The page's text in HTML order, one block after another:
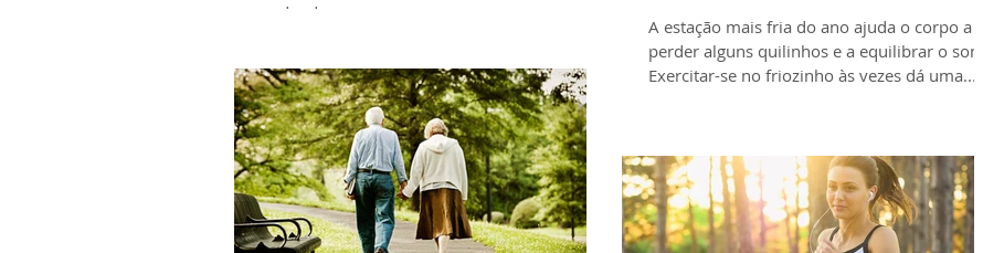
nadando...
A estação mais fria do ano ajuda o corpo a
perder alguns quilinhos e a equilibrar o sono
Exercitar-se no friozinho às vezes dá uma...